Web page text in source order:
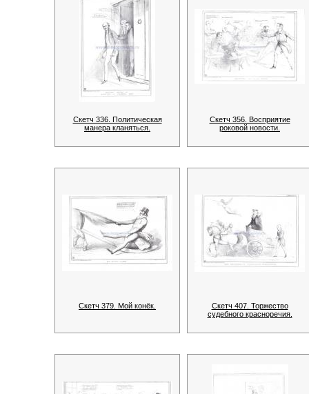
Скетч 336. Политическая
манера кланяться.
Скетч 356. Восприятие
роковой новости.
Скетч 379. Мой конёк.
Скетч 407. Торжество
судебного красноречия.